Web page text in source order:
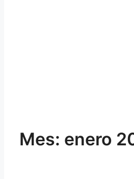
Mes: enero